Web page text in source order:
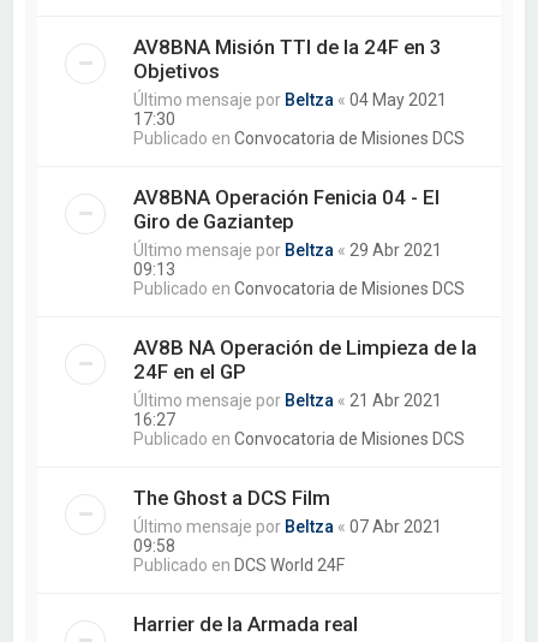
AV8BNA Misión TTI de la 24F en 3
Objetivos
Último mensaje por Beltza «04 May 2021
17:30
Publicado enConvocatoria de Misiones DCS
AV8BNA Operación Fenicia 04 - El
Giro de Gaziantep
Último mensaje por Beltza « 29 Abr 2021
09:13
Publicado enConvocatoria de Misiones DCS
AV8B NA Operación de Limpieza de la
24F en el GP
Último mensaje por Beltza « 21 Abr 2021
16:27
Publicado enConvocatoria de Misiones DCS
The Ghost a DCS Film
Último mensaje por Beltza «07 Abr 2021
09:58
Publicado en DCS World 24F
Harrier de la Armada real